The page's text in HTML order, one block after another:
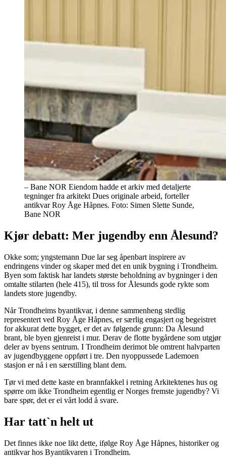
– Bane NOR Eiendom hadde et arkiv med detaljerte
tegninger fra arkitekt Dues originale arbeid, forteller
antikvar Roy Åge Håpnes. Foto: Simen Slette Sunde,
Bane NOR
Kjør debatt: Mer jugendby enn Ålesund?
Okke som; yngstemann Due lar seg åpenbart inspirere av
endringens vinder og skaper med det en unik bygning i Trondheim.
Byen som faktisk har landets største beholdning av bygninger i den
omtalte stilarten (hele 415), til tross for Ålesunds gode rykte som
landets store jugendby.
Når Trondheims byantikvar, i denne sammenheng stedlig
representert ved Roy Åge Håpnes, er særlig engasjert og begeistret
for akkurat dette bygget, er det av følgende grunn: Da Ålesund
brant, ble byen gjenreist i mur. Derav de flotte bygårdene som utgjør
deler av byens sentrum. I Trondheim derimot ble omtrent halvparten
av jugendbyggene oppført i tre. Den nyoppussede Lademoen
stasjon er nå i en særstilling blant dem.
Tør vi med dette kaste en brannfakkel i retning Arkitektenes hus og
spørre om ikke Trondheim egentlig er Norges fremste jugendby? Vi
bare spør, det er ei vårt lodd å svare.
Har tatt`n helt ut
Det finnes ikke noe likt dette, ifølge Roy Åge Håpnes, historiker og
antikvar hos Byantikvaren i Trondheim.